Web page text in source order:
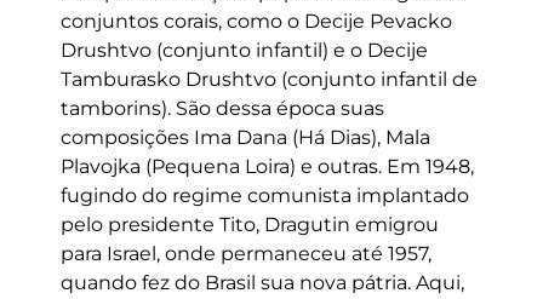
conjuntos corais, como o Decije Pevacko
Drushtvo (conjunto infantil) e o Decije
Tamburasko Drushtvo (conjunto infantil de
tamborins). São dessa época suas
composições Ima Dana (Há Dias), Mala
Plavojka (Pequena Loira) e outras. Em 1948,
fugindo do regime comunista implantado
pelo presidente Tito, Dragutin emigrou
para Israel, onde permaneceu até 1957,
quando fez do Brasil sua nova pátria. Aqui,